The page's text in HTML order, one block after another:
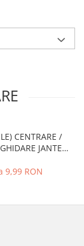
CENTRARE /
JANTE
9,99 RON